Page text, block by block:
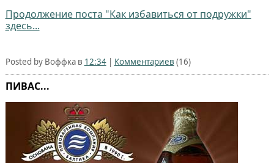
Продолжение поста "Как избавиться от подружки"
здесь...
Posted by Воффка в 12:34| Комментариев (16)
ПИВАС...